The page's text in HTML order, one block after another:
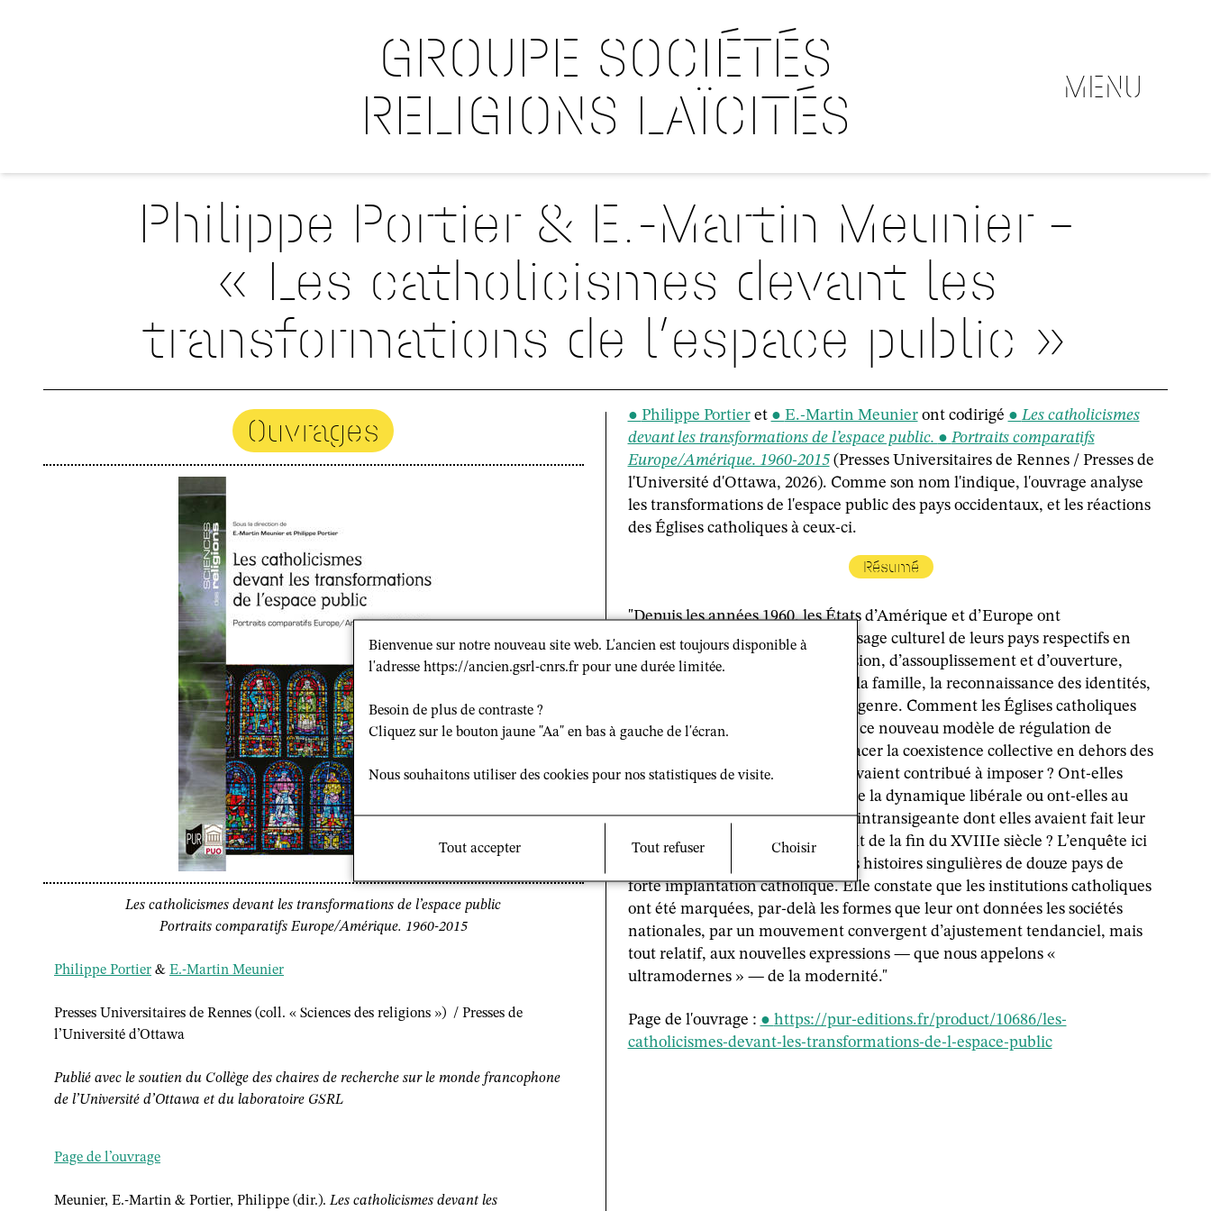
GROUPE SOCIÉTÉS
RELIGIONS LAÏCITÉS
MENU
Philippe Portier & E.-Martin Meunier –
« Les catholicismes devant les
transformations de l’espace public »
Ouvrages
Les catholicismes devant les transformations de l’espace public
Portraits comparatifs Europe/Amérique. 1960-2015
Philippe Portier & E.-Martin Meunier
Presses Universitaires de Rennes (coll. « Sciences des religions ») / Presses de
l’Université d’Ottawa
Publié avec le soutien du Collège des chaires de recherche sur le monde francophone
de l’Université d’Ottawa et du laboratoire GSRL
Page de l’ouvrage
Meunier, E.-Martin & Portier, Philippe (dir.). Les catholicismes devant les
Philippe Portieret E.-Martin Meunieront codirigé
Les catholicismes
devant les transformations de l’espace public.
Portraits comparatifs
Europe/Amérique. 1960-2015 (Presses Universitaires de Rennes / Presses de
l'Université d'Ottawa, 2026). Comme son nom l'indique, l'ouvrage analyse
les transformations de l'espace public des pays occidentaux, et les réactions
des Églises catholiques à ceux-ci.
Résumé
"Depuis les années 1960, les États d’Amérique et d’Europe ont
profondément transformé le paysage culturel de leurs pays respectifs en
adoptant des législations d’inclusion, d’assouplissement et d’ouverture,
touchant notamment le droit de la famille, la reconnaissance des identités,
les discriminations sociales et de genre. Comment les Églises catholiques
nationales ont-elles réagi devant ce nouveau modèle de régulation de
l’espace public qui a conduit à placer la coexistence collective en dehors des
normes traditionnelles qu’elles avaient contribué à imposer ? Ont-elles
accepté cet approfondissement de la dynamique libérale ou ont-elles au
contraire reconduit la résistance intransigeante dont elles avaient fait leur
stratégie depuis le grand tournant de la fin du XVIIIe siècle ? L’enquête ici
présentée nous introduit dans les histoires singulières de douze pays de
forte implantation catholique. Elle constate que les institutions catholiques
ont été marquées, par-delà les formes que leur ont données les sociétés
nationales, par un mouvement convergent d’ajustement tendanciel, mais
tout relatif, aux nouvelles expressions — que nous appelons «
ultramodernes » — de la modernité."
Page de l'ouvrage :
https://pur-editions.fr/product/10686/les-
catholicismes-devant-les-transformations-de-l-espace-public
Bienvenue sur notre nouveau site web. L'ancien est toujours disponible à
l'adresse https://ancien.gsrl-cnrs.fr pour une durée limitée.
Besoin de plus de contraste ?
Cliquez sur le bouton jaune "Aa" en bas à gauche de l'écran.
Nous souhaitons utiliser des cookies pour nos statistiques de visite.
Tout accepter Tout refuser Choisir